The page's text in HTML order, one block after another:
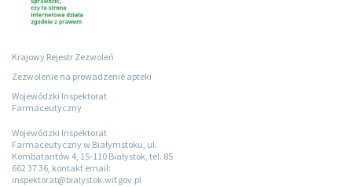
Krajowy Rejestr Zezwoleń
Zezwolenie na prowadzenie apteki
Wojewódzki Inspektorat
Farmaceutyczny
Wojewódzki Inspektorat
Farmaceutyczny w Białymstoku, ul.
Kombatantów 4, 15-110 Białystok, tel. 85
662 37 36, kontakt email:
inspektorat@bialystok.wif.gov.pl